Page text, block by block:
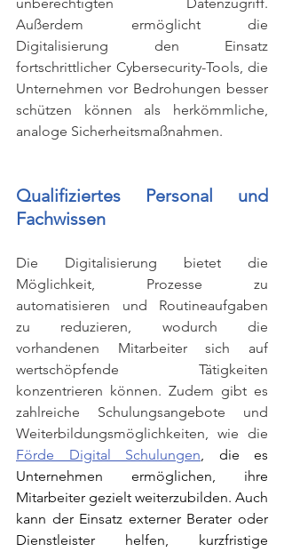
Außerdem ermöglicht die
Digitalisierung den Einsatz
fortschrittlicher Cybersecurity-Tools, die
Unternehmen vor Bedrohungen besser
schützen können als herkömmliche,
analoge Sicherheitsmaßnahmen.
Qualifiziertes Personal und
Fachwissen
Die Digitalisierung bietet die
Möglichkeit, Prozesse zu
automatisieren und Routineaufgaben
zu reduzieren, wodurch die
vorhandenen Mitarbeiter sich auf
wertschöpfende Tätigkeiten
konzentrieren können. Zudem gibt es
zahlreiche Schulungsangebote und
Förde Digital Schulungen, die es
Unternehmen ermöglichen, ihre
Mitarbeiter gezielt weiterzubilden. Auch
kann der Einsatz externer Berater oder
Dienstleister helfen, kurzfristige